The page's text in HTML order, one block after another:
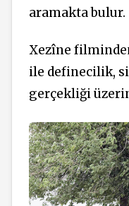
aramakta bulur.
Xezîne
ile definecilik,
gerçekliği